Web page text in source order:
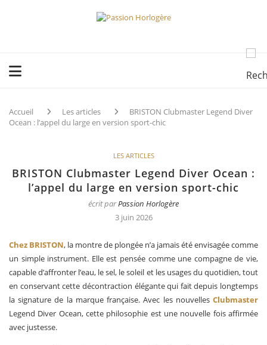
Accueil Les articles
BRISTON Clubmaster Legend Diver
Ocean : l’appel du large en version sport-chic
LES ARTICLES
BRISTON Clubmaster Legend Diver Ocean :
l’appel du large en version sport-chic
écrit parPassion Horlogère
3 juin 2026
Chez BRISTON, la montre de plongée n’a jamais été envisagée comme
un simple instrument. Elle est pensée comme une compagne de vie,
capable d’affronter l’eau, le sel, le soleil et les usages du quotidien, tout
en conservant cette décontraction élégante qui fait depuis longtemps
la signature de la marque française. Avec les nouvelles Clubmaster
Legend Diver Ocean, cette philosophie est une nouvelle fois affirmée
avec justesse.